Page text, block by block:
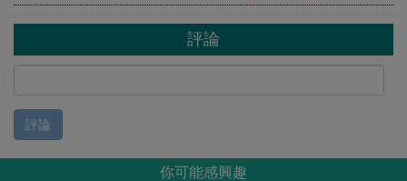
評論
評論
你可能感興趣